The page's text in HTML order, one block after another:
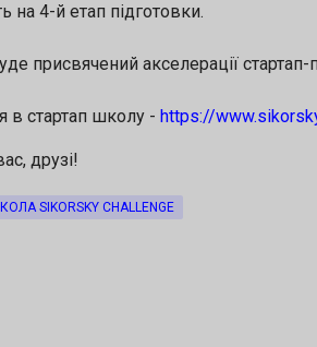
на 4-й етап підготовки.
присвячений акселерації стартап-
в стартап школу - https://
друзі!
SIKORSKY CHALLENGE